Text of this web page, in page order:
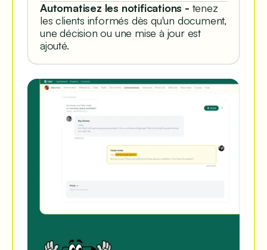
Automatisez les notifications - tenez
les clients informés dès qu'un document,
une décision ou une mise à jour est
ajouté.